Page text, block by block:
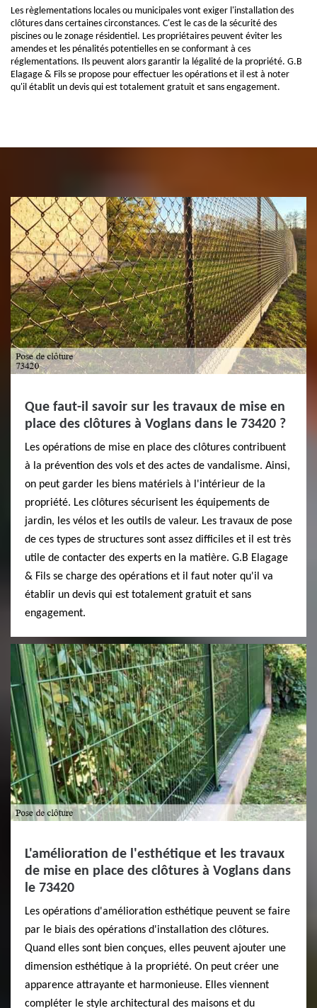
Les règlementations locales ou municipales vont exiger l'installation des
clôtures dans certaines circonstances. C'est le cas de la sécurité des
piscines ou le zonage résidentiel. Les propriétaires peuvent éviter les
amendes et les pénalités potentielles en se conformant à ces
réglementations. Ils peuvent alors garantir la légalité de la propriété. G.B
Elagage & Fils se propose pour effectuer les opérations et il est à noter
qu'il établit un devis qui est totalement gratuit et sans engagement.
Que faut-il savoir sur les travaux de mise en
place des clôtures à Voglans dans le 73420 ?
Les opérations de mise en place des clôtures contribuent
à la prévention des vols et des actes de vandalisme. Ainsi,
on peut garder les biens matériels à l'intérieur de la
propriété. Les clôtures sécurisent les équipements de
jardin, les vélos et les outils de valeur. Les travaux de pose
de ces types de structures sont assez difficiles et il est très
utile de contacter des experts en la matière. G.B Elagage
& Fils se charge des opérations et il faut noter qu'il va
établir un devis qui est totalement gratuit et sans
engagement.
L'amélioration de l'esthétique et les travaux
de mise en place des clôtures à Voglans dans
le 73420
Les opérations d'amélioration esthétique peuvent se faire
par le biais des opérations d'installation des clôtures.
Quand elles sont bien conçues, elles peuvent ajouter une
dimension esthétique à la propriété. On peut créer une
apparence attrayante et harmonieuse. Elles viennent
compléter le style architectural des maisons et du